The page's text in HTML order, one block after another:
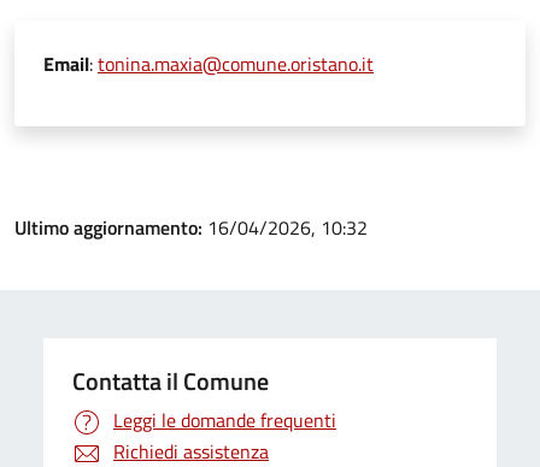
Email:tonina.maxia@comune.oristano.it
Ultimo aggiornamento: 16/04/2026, 10:32
Contatta il Comune
Leggi le domande frequenti
Richiedi assistenza